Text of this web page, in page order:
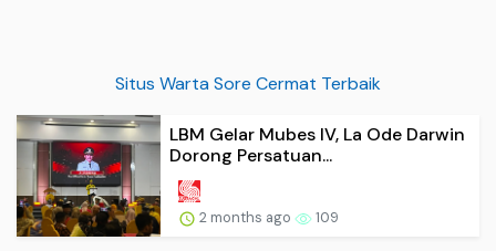
Situs Warta Sore Cermat Terbaik
LBM Gelar Mubes IV, La Ode Darwin
Dorong Persatuan...
2 months ago 109